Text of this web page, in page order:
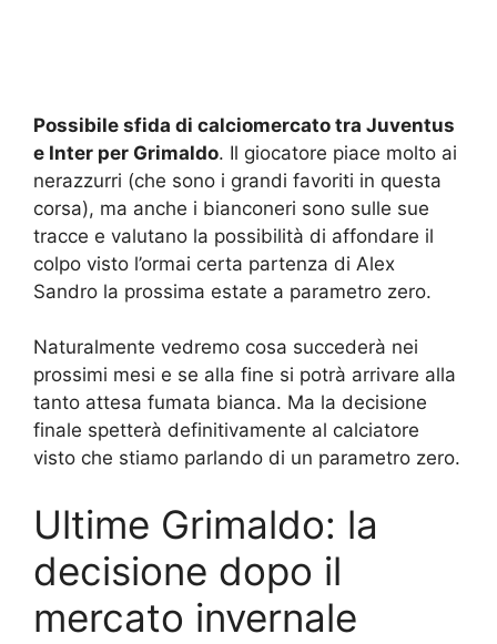
Possibile sfida di calciomercato tra Juventus
e Inter per Grimaldo. Il giocatore piace molto ai
nerazzurri (che sono i grandi favoriti in questa
corsa), ma anche i bianconeri sono sulle sue
tracce e valutano la possibilità di affondare il
colpo visto l’ormai certa partenza di Alex
Sandro la prossima estate a parametro zero.
Naturalmente vedremo cosa succederà nei
prossimi mesi e se alla fine si potrà arrivare alla
tanto attesa fumata bianca. Ma la decisione
finale spetterà definitivamente al calciatore
visto che stiamo parlando di un parametro zero.
Ultime Grimaldo: la
decisione dopo il
mercato invernale